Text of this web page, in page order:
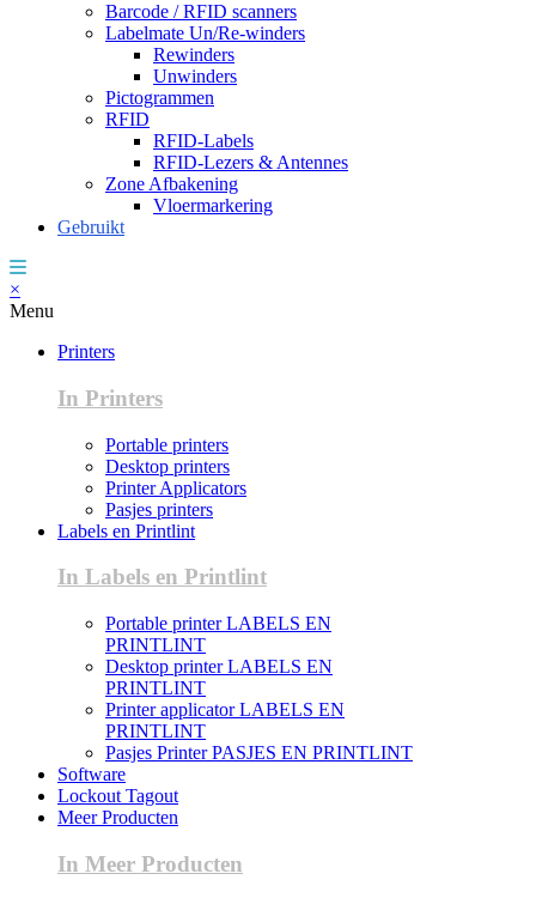
Barcode / RFID scanners
Labelmate Un/Re-winders
Rewinders
Unwinders
Pictogrammen
RFID
RFID-Labels
RFID-Lezers & Antennes
Zone Afbakening
Vloermarkering
Gebruikt
×
Menu
Printers
In Printers
Portable printers
Desktop printers
Printer Applicators
Pasjes printers
Labels en Printlint
In Labels en Printlint
Portable printer LABELS EN
PRINTLINT
Desktop printer LABELS EN
PRINTLINT
Printer applicator LABELS EN
PRINTLINT
Pasjes Printer PASJES EN PRINTLINT
Software
Lockout Tagout
Meer Producten
In Meer Producten